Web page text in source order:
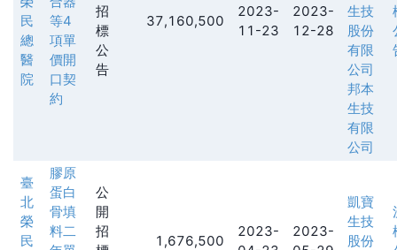
民
總
醫
院
等4
項單
價開
口契
約
招
標
公
告
37,160,500
2023-
11-23
2023-
12-28
生技
股份
有限
公司
邦本
生技
有限
公司
臺
北
榮
民
膠原
蛋白
骨填
料二
公
開
招
1,676,500
2023-
2023-
凱寶
生技
股份